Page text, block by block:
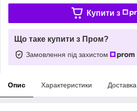
Купити з
Що таке купити з Пром?
Замовлення під захистом
Опис Характеристики Доставка